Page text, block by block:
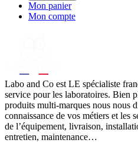
Mon panier
Mon compte
Labo and Co est LE spécialiste
service pour les laboratoires. Bien
produits multi-marques nous nous
connaissance de vos métiers et les
de l’équipement, livraison,
entretien, maintenance…